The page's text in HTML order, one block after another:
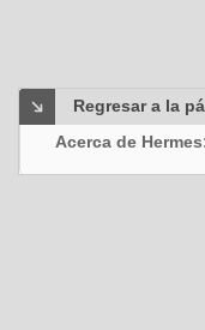
Regresar a la
Acerca de